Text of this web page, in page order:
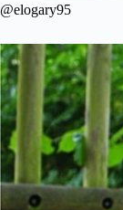
@elogary95